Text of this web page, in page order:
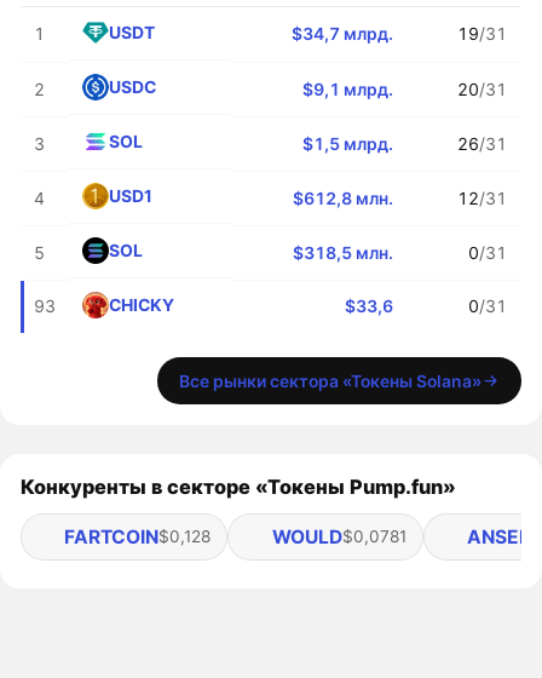
1 USDT $34,7 млрд. 19/31
2 USDC $9,1 млрд. 20/31
3 SOL $1,5 млрд. 26/31
4 USD1 $612,8 млн. 12/31
5 SOL $318,5 млн. 0/31
93 CHICKY $33,6 0/31
Все рынки сектора «Токены Solana»
Конкуренты в секторе «Токены Pump.fun»
FARTCOIN$0,128 WOULD$0,0781 ANSEM